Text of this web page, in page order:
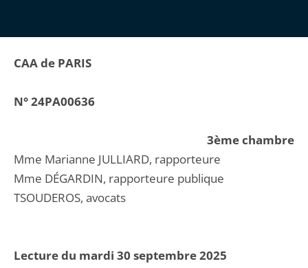
CAA de PARIS
N° 24PA00636
3ème chambre
Mme Marianne JULLIARD, rapporteure
Mme DÉGARDIN, rapporteure publique
TSOUDEROS, avocats
Lecture du mardi 30 septembre 2025